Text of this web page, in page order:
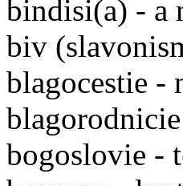
bindisi(a) - a
biv
blagocestie -
bogoslovie -